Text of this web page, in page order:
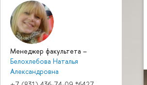
Менеджер факультета –
Белохлебова Наталья
Александровна